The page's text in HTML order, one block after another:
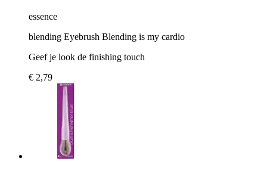
essence
blending Eyebrush Blending is my cardio
Geef je look de finishing touch
€ 2,79